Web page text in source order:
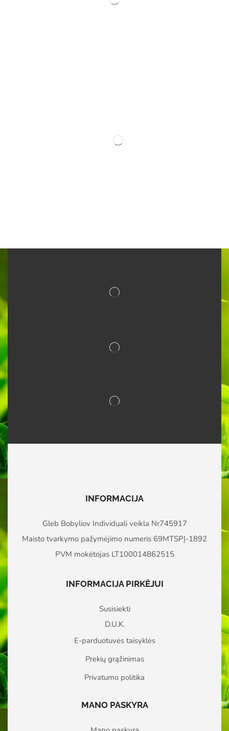
INFORMACIJA
Gleb Bobyliov Individuali veikla Nr745917
Maisto tvarkymo pažymėjimo numeris 69MTSPĮ-1892
PVM mokėtojas LT100014862515
INFORMACIJA PIRKĖJUI
Susisiekti
D.U.K.
E-parduotuvės taisyklės
Prekių grąžinimas
Privatumo politika
MANO PASKYRA